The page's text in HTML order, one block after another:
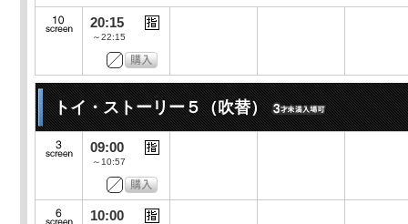
20:15
～22:15
トイ・ストーリー５（吹替）
09:00
～10:57
10:00